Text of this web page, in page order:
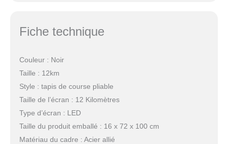
Fiche technique
Couleur : Noir
Taille : 12km
Style : tapis de course pliable
Taille de l’écran : 12 Kilomètres
Type d’écran : LED
Taille du produit emballé : 16 x 72 x 100 cm
Matériau du cadre : Acier allié